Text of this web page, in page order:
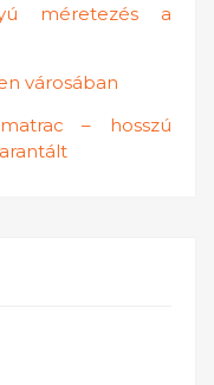
méretezés a
városában
– hosszú